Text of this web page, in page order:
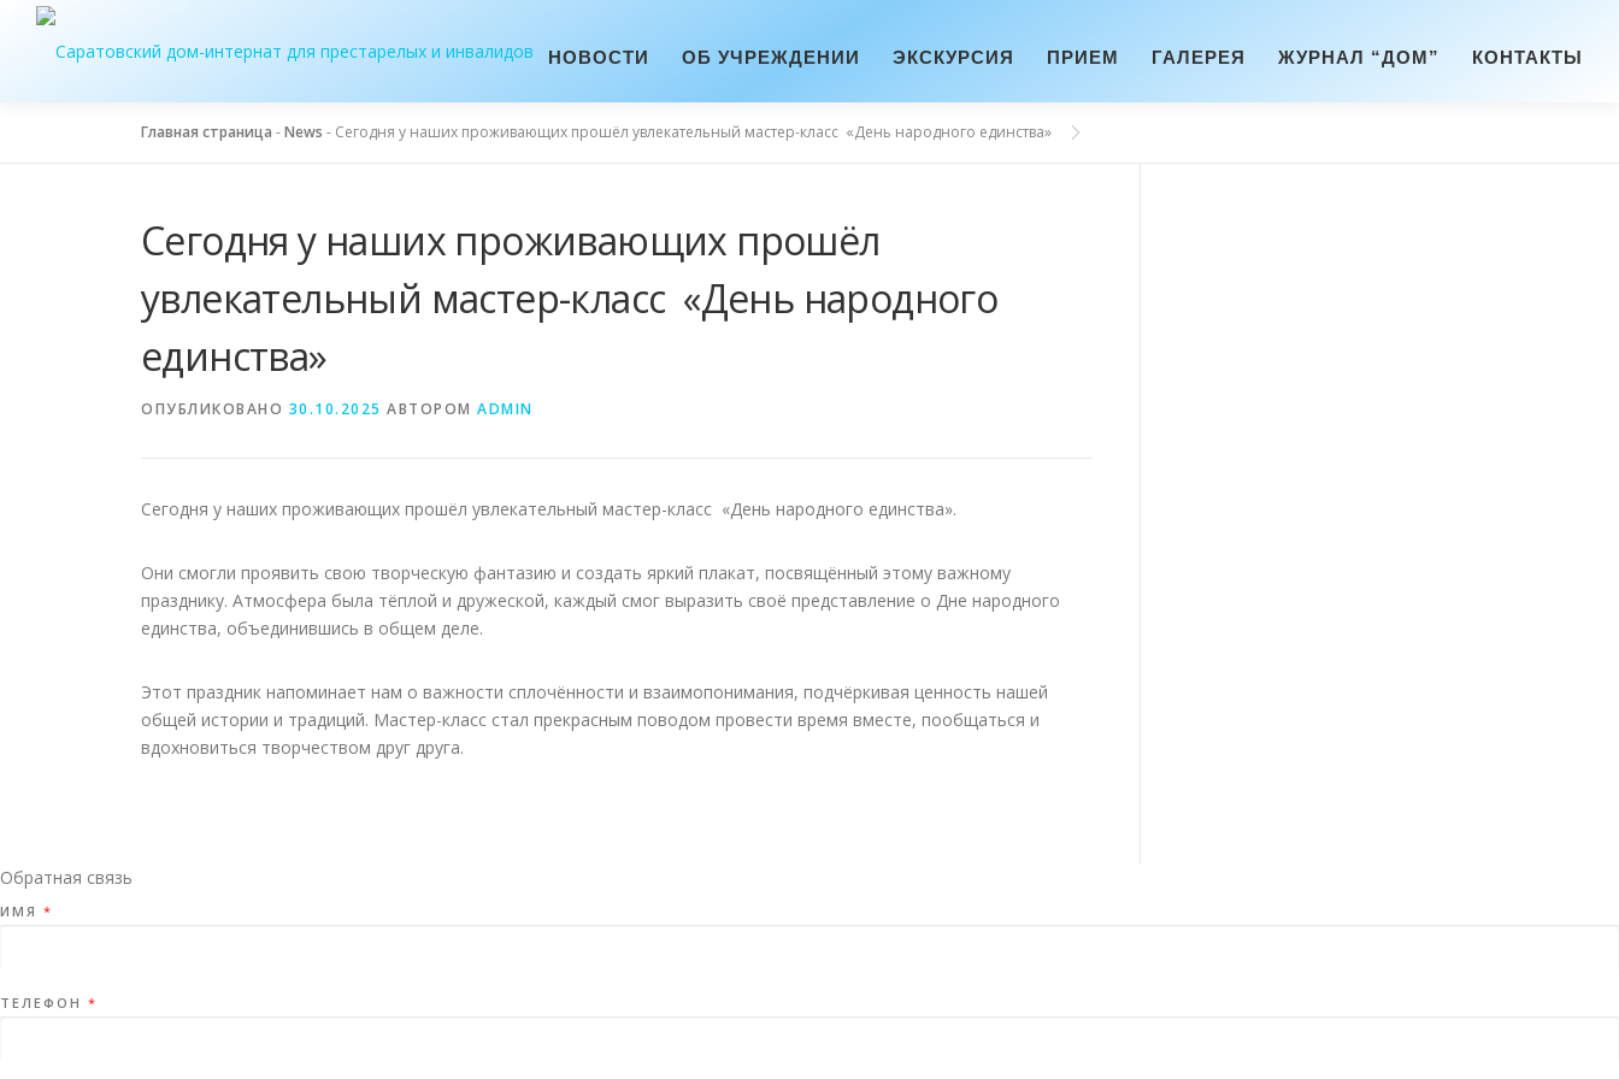
Перейти
содержимому
НОВОСТИ ОБ УЧРЕЖДЕНИИ ЭКСКУРСИЯ ПРИЕМ ГАЛЕРЕЯ ЖУРНАЛ “ДОМ” КОНТАКТЫ
Главная страница -News - Сегодня у наших проживающих прошёл увлекательный мастер-класс «День народного единства»
Сегодня у наших проживающих прошёл
увлекательный мастер-класс «День народного
единства»
ОПУБЛИКОВАНО 30.10.2025 АВТОРОМ ADMIN
Сегодня у наших проживающих прошёл увлекательный мастер-класс «День народного единства».
Они смогли проявить свою творческую фантазию и создать яркий плакат, посвящённый этому важному
празднику. Атмосфера была тёплой и дружеской, каждый смог выразить своё представление о Дне народного
единства, объединившись в общем деле.
Этот праздник напоминает нам о важности сплочённости и взаимопонимания, подчёркивая ценность нашей
общей истории и традиций. Мастер-класс стал прекрасным поводом провести время вместе, пообщаться и
вдохновиться творчеством друг друга.
Обратная связь
ИМЯ *
ТЕЛЕФОН *